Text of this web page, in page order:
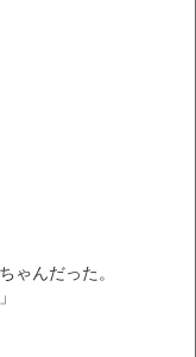
ゃんだった。